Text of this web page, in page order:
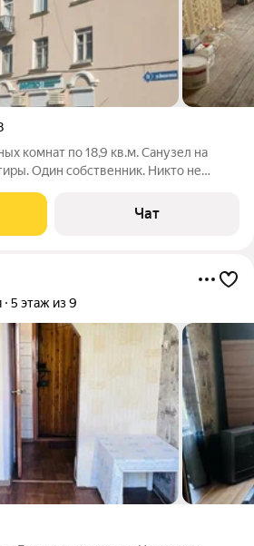
комнат по 18,9 кв.м. Санузел на
Один собственник. Никто не
дешевая из-за срочности продажи.
Чат
5 этаж из 9